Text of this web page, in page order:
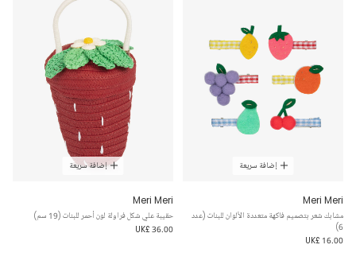
إضافة سريعة
Meri Meri
مشابك شعر بتصميم فاكهة متعددة الألوان للبنات (عدد
6)
UK£ 16.00
إضافة سريعة
Meri Meri
حقيبة علي شكل فراولة لون أحمر للبنات (19 سم)
UK£ 36.00